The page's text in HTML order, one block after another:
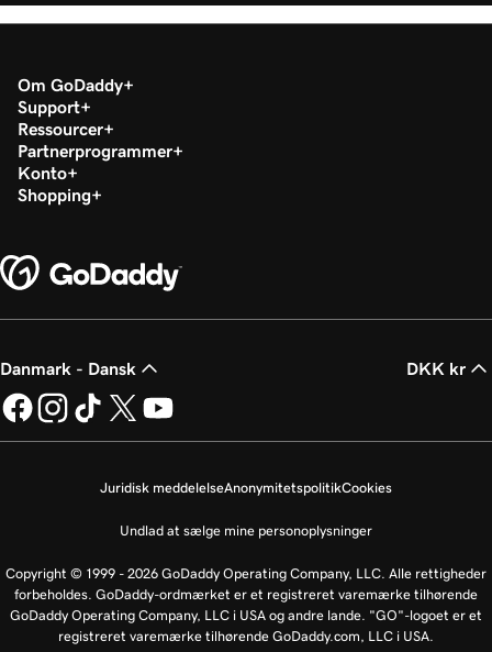
Om GoDaddy
Support
Ressourcer
Partnerprogrammer
Konto
Shopping
Danmark - Dansk DKK kr
Juridisk meddelelseAnonymitetspolitikCookies
Undlad at sælge mine personoplysninger
Copyright © 1999 - 2026 GoDaddy Operating Company, LLC. Alle rettigheder
forbeholdes. GoDaddy-ordmærket er et registreret varemærke tilhørende
GoDaddy Operating Company, LLC i USA og andre lande. "GO"-logoet er et
registreret varemærke tilhørende GoDaddy.com, LLC i USA.